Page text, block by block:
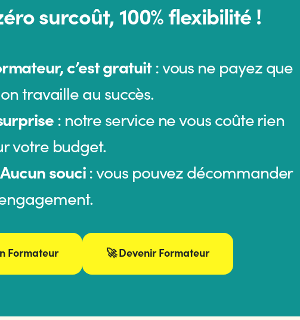
surcoût, 100% flexibilité !
c’est gratuit: vous ne payez que
travaille au succès.
: notre service ne vous coûte rien
votre budget.
souci: vous pouvez décommander
Formateur 🚀 Devenir Formateur